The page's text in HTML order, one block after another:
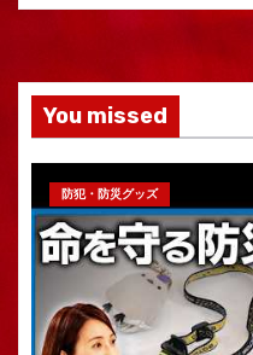
You missed
防犯・防災グッズ